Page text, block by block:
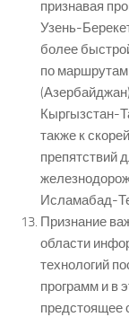
признавая
Узень-
более
по
Кыргызстан-
также к
препятствий
Исламабад-
Признание
области
технологий
программ и в
предстоящее